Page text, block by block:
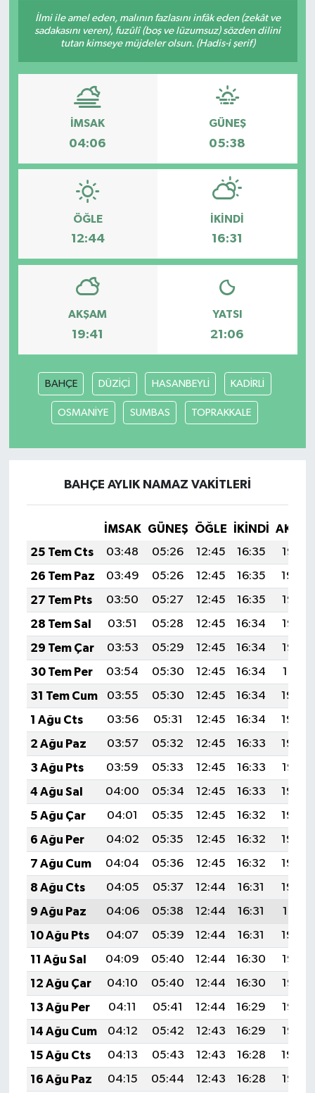
İlmi ile amel eden, malının fazlasını infâk eden (zekât ve
sadakasını veren), fuzûlî (boş ve lüzumsuz) sözden dilini
tutan kimseye müjdeler olsun. (Hadis-i şerif)
İMSAK
04:06
GÜNEŞ
05:38
ÖĞLE
12:44
İKINDI
16:31
AKŞAM
19:41
YATSI
21:06
BAHÇE DÜZİÇİ HASANBEYLİ KADİRLİ
OSMANİYE SUMBAS TOPRAKKALE
BAHÇE AYLIK NAMAZ VAKITLERI
İMSAK GÜNEŞ ÖĞLE İKINDI
25 Tem Cts
03:48 05:26 12:45 16:35
19:55
26 Tem Paz
03:49 05:26 12:45 16:35
19:54
27 Tem Pts
03:50 05:27 12:45 16:35
19:53
28 Tem Sal
03:51 05:28 12:45 16:34
19:53
29 Tem Çar
03:53 05:29 12:45 16:34
19:52
30 Tem Per
03:54 05:30 12:45 16:34
19:51
31 Tem Cum
03:55 05:30 12:45 16:34
19:50
1 Ağu Cts
03:56 05:31 12:45 16:34
19:49
2 Ağu Paz
03:57 05:32 12:45 16:33
19:48
3 Ağu Pts
03:59 05:33 12:45 16:33
19:47
4 Ağu Sal
04:00 05:34 12:45 16:33
19:46
5 Ağu Çar
04:01 05:35 12:45 16:32
19:45
6 Ağu Per
04:02 05:35 12:45 16:32
19:44
7 Ağu Cum
04:04 05:36 12:45 16:32
19:43
8 Ağu Cts
04:05 05:37 12:44 16:31
19:42
9 Ağu Paz
04:06 05:38 12:44 16:31
19:41
10 Ağu Pts
04:07 05:39 12:44 16:31
19:40
11 Ağu Sal
04:09 05:40 12:44 16:30
19:38
12 Ağu Çar
04:10 05:40 12:44 16:30
19:37
13 Ağu Per
04:11 05:41 12:44 16:29
19:36
14 Ağu Cum
04:12 05:42 12:43 16:29
19:35
15 Ağu Cts
04:13 05:43 12:43 16:28
19:34
16 Ağu Paz
04:15 05:44 12:43 16:28
19:32
Güncel
Kültür & Sanat
Magazin
Sağlık & Yaşam